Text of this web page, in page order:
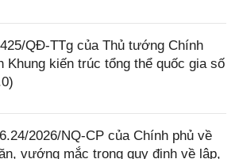
QĐ-TTg của Thủ tướng Chính
Khung kiến trúc tổng thể quốc gia số
2026/NQ-CP của Chính phủ về
vướng mắc trong quy định về lập,